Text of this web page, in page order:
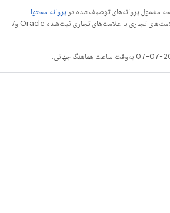
مشمول پروانه‌های توصیف‌شده در پروانه محتوا
هستند. جاوا و OpenJDK علامت‌های تجاری یا علامت‌های تجاری ثبت‌شده Oracle و/